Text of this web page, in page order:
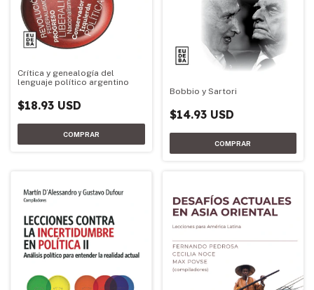
Crítica y genealogía del
lenguaje político argentino
$18.93 USD
Bobbio y Sartori
$14.93 USD